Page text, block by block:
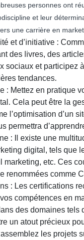
personnes ont
et leur
une carrière en
et d’initiative :
des livres, des
sociaux et participez
tendances.
: Mettez en pratique
Cela peut être la
l’optimisation d’un
permettra
: Il existe une
digital, tels que
marketing, etc. Ces
renommées comme
: Les certifications
compétences en
des domaines tels
un atout précieux
les projets